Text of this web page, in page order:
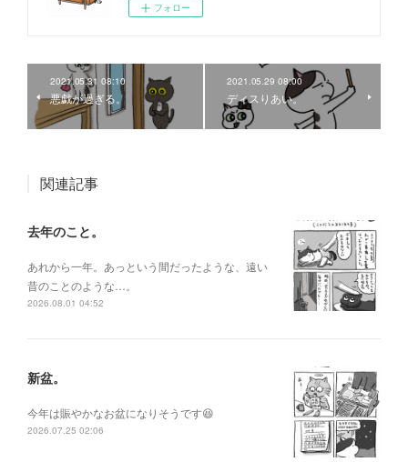
フォロー
2021.05.31 08:10
悪戯が過ぎる。
2021.05.29 08:00
ディスりあい。
関連記事
去年のこと。
あれから一年。あっという間だったような、遠い
昔のことのような…。
2026.08.01 04:52
新盆。
今年は賑やかなお盆になりそうです😆
2026.07.25 02:06